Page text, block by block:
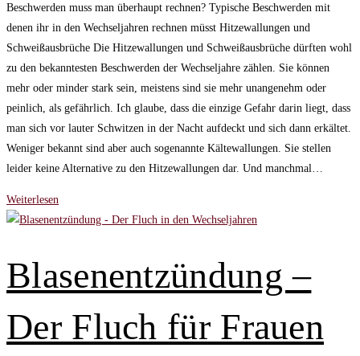
Beschwerden muss man überhaupt rechnen? Typische Beschwerden mit
denen ihr in den Wechseljahren rechnen müsst Hitzewallungen und
Schweißausbrüche Die Hitzewallungen und Schweißausbrüche dürften wohl
zu den bekanntesten Beschwerden der Wechseljahre zählen. Sie können
mehr oder minder stark sein, meistens sind sie mehr unangenehm oder
peinlich, als gefährlich. Ich glaube, dass die einzige Gefahr darin liegt, dass
man sich vor lauter Schwitzen in der Nacht aufdeckt und sich dann erkältet.
Weniger bekannt sind aber auch sogenannte Kältewallungen. Sie stellen
leider keine Alternative zu den Hitzewallungen dar. Und manchmal…
Weiterlesen
Beschwerden
ihr
den
Wechseljahren
Blasenentzündung –
Der Fluch für Frauen